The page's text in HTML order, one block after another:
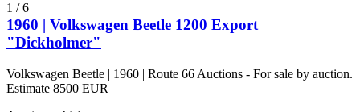
1 /6
1960 | Volkswagen Beetle 1200 Export
"Dickholmer"
Volkswagen Beetle | 1960 | Route 66 Auctions - For sale by auction.
Estimate 8500 EUR